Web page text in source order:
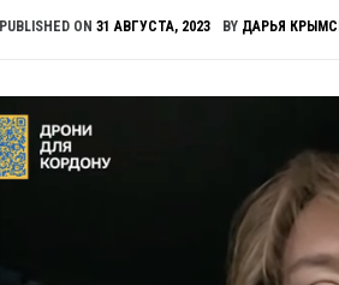
PUBLISHED ON 31 АВГУСТА, 2023 BY ДАРЬЯ